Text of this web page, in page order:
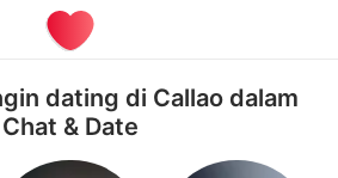
dating di Callao dalam
Chat & Date